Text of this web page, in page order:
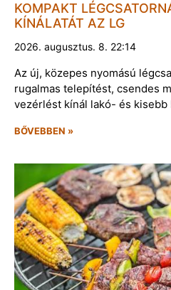
KOMPAKT
KÍNÁLATÁT AZ LG
2026. augusztus. 8. 22:14
Az új, közepes nyomású
rugalmas telepítést, csendes
vezérlést kínál lakó- és
BŐVEBBEN »